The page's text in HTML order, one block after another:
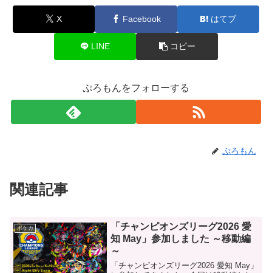
X Facebook はてブ
LINE コピー
ぷろもんをフォローする
ぷろもん
関連記事
ポケカ
「チャンピオンズリーグ2026 愛
知 May」参加しました ～移動編
～
「チャンピオンズリーグ2026 愛知 May」